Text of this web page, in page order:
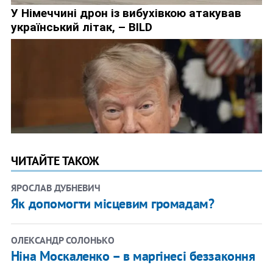
ЧИТАЙТЕ ТАКОЖ
ЯРОСЛАВ ДУБНЕВИЧ
Як допомогти місцевим громадам?
ОЛЕКСАНДР СОЛОНЬКО
Ніна Москаленко – в маргінесі беззаконня